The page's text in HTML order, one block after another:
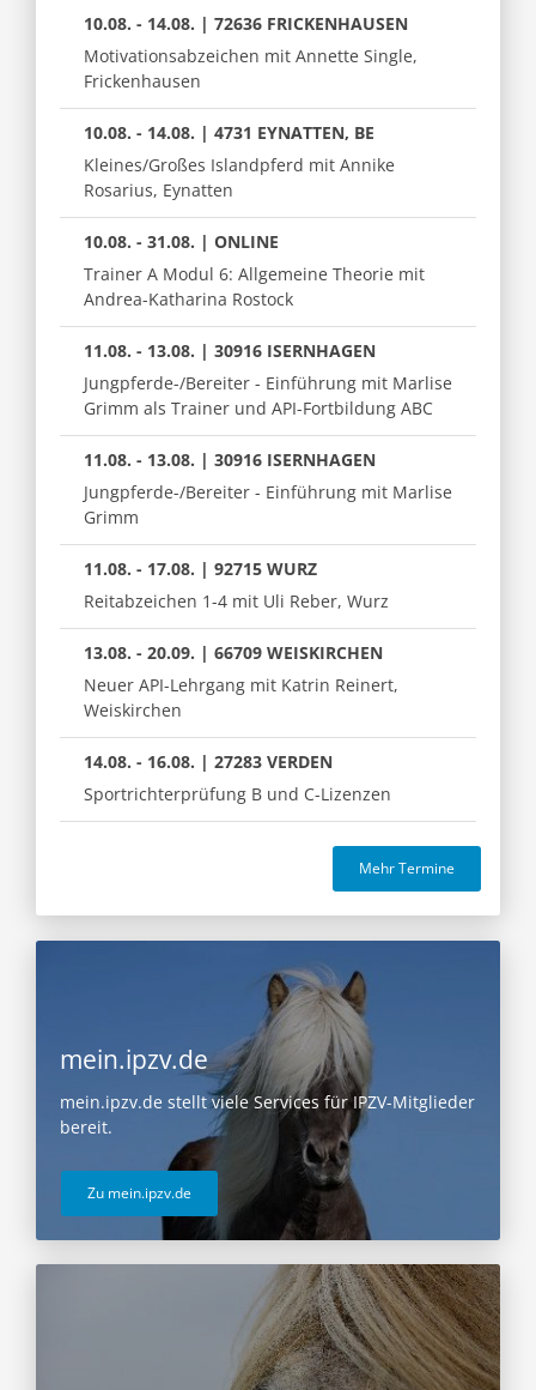
10.08. - 14.08. | 72636 FRICKENHAUSEN
Motivationsabzeichen mit Annette Single,
Frickenhausen
10.08. - 14.08. | 4731 EYNATTEN, BE
Kleines/Großes Islandpferd mit Annike
Rosarius, Eynatten
10.08. - 31.08. | ONLINE
Trainer A Modul 6: Allgemeine Theorie mit
Andrea-Katharina Rostock
11.08. - 13.08. | 30916 ISERNHAGEN
Jungpferde-/Bereiter - Einführung mit Marlise
Grimm als Trainer und API-Fortbildung ABC
11.08. - 13.08. | 30916 ISERNHAGEN
Jungpferde-/Bereiter - Einführung mit Marlise
Grimm
11.08. - 17.08. | 92715 WURZ
Reitabzeichen 1-4 mit Uli Reber, Wurz
13.08. - 20.09. | 66709 WEISKIRCHEN
Neuer API-Lehrgang mit Katrin Reinert,
Weiskirchen
14.08. - 16.08. | 27283 VERDEN
Sportrichterprüfung B und C-Lizenzen
Mehr Termine
mein.ipzv.de
mein.ipzv.de stellt viele Services für IPZV-Mitglieder
bereit.
Zu mein.ipzv.de